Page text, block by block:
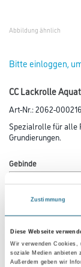
Zustimmung
Diese Webseite
Wir verwenden Cookies,
soziale Medien anbieten
Außerdem geben wir
Abbildung ähnlich
Bitte einloggen,
CC Lackrolle
Art-Nr.:2062-000216
Spezialrolle für alle
Grundierungen.
Gebinde